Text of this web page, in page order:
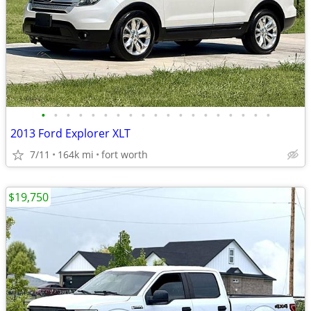
• • • • • • • • • • • • • • • • • • •
2013 Ford Explorer XLT
7/11 164k mi fort worth
$19,750